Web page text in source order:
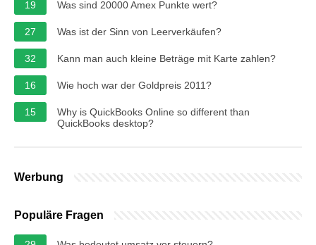
19 Was sind 20000 Amex Punkte wert?
27 Was ist der Sinn von Leerverkäufen?
32 Kann man auch kleine Beträge mit Karte zahlen?
16 Wie hoch war der Goldpreis 2011?
15
Why is QuickBooks Online so different than
QuickBooks desktop?
Werbung
Populäre Fragen